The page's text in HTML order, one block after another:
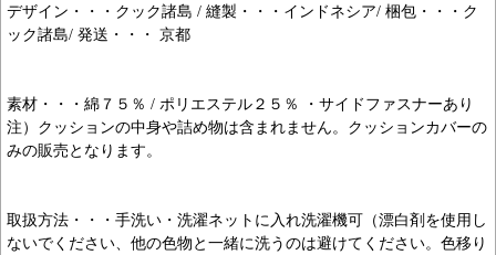
デザイン・・・クック諸島 / 縫製・・・インドネシア/ 梱包・・・ク
ック諸島/ 発送・・・ 京都
素材・・・綿７５％ / ポリエステル２５％ ・サイドファスナーあり
注）クッションの中身や詰め物は含まれません。クッションカバーの
みの販売となります。
取扱方法・・・手洗い・洗濯ネットに入れ洗濯機可（漂白剤を使用し
ないでください、他の色物と一緒に洗うのは避けてください。色移り